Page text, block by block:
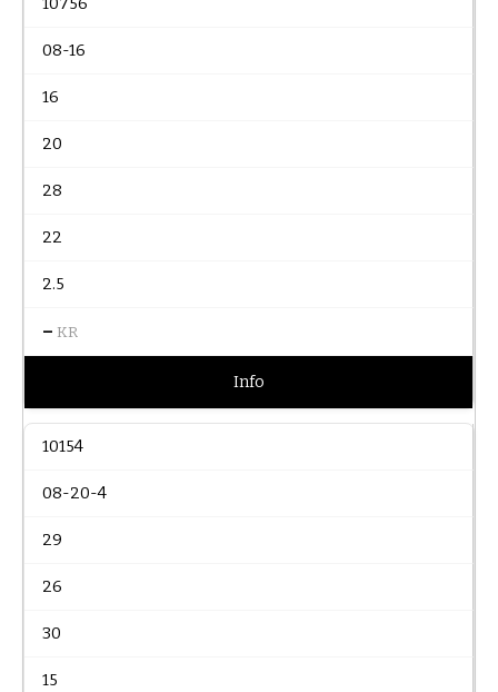
08-16
16
20
28
22
2.5
– KR
Info
10154
08-20-4
29
26
30
15